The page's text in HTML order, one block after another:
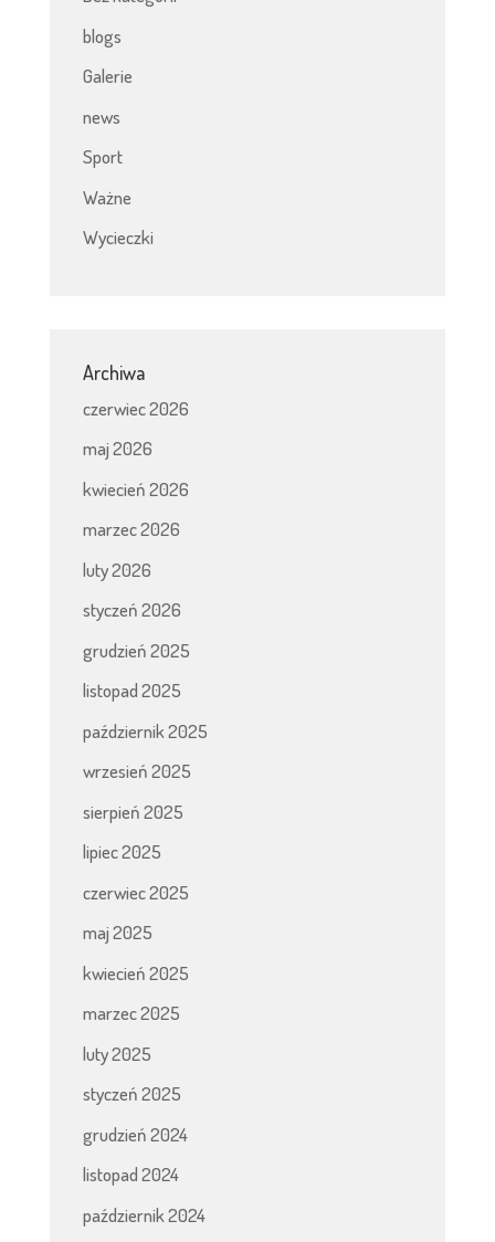
blogs
Galerie
news
Sport
Ważne
Wycieczki
Archiwa
czerwiec 2026
maj 2026
kwiecień 2026
marzec 2026
luty 2026
styczeń 2026
grudzień 2025
listopad 2025
październik 2025
wrzesień 2025
sierpień 2025
lipiec 2025
czerwiec 2025
maj 2025
kwiecień 2025
marzec 2025
luty 2025
styczeń 2025
grudzień 2024
listopad 2024
październik 2024